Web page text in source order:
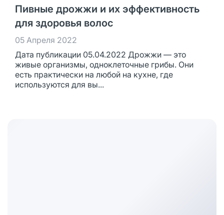
Пивные дрожжи и их эффективность
для здоровья волос
05 Апреля 2022
Дата публикации 05.04.2022 Дрожжи — это
живые организмы, одноклеточные грибы. Они
есть практически на любой на кухне, где
используются для вы...